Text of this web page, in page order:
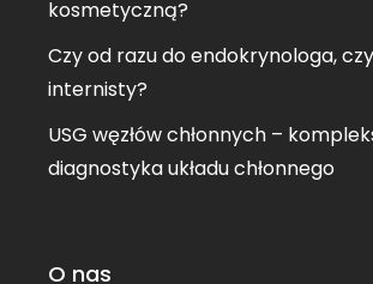
kosmetyczną?
Czy od razu do endokrynologa,
internisty?
USG węzłów chłonnych –
diagnostyka układu chłonnego
O nas